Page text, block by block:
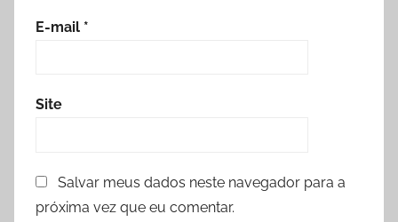
E-mail *
Site
Salvar meus dados neste navegador para a
próxima vez que eu comentar.